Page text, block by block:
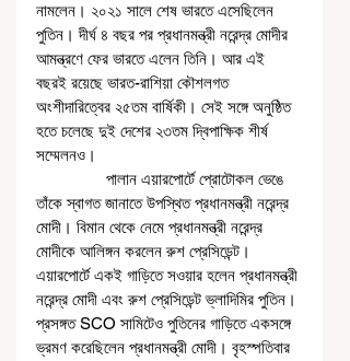
নামলেন। ২০২১ সালে শেষ ভারতে এসেছিলেন
পুতিন। দীর্ঘ ৪ বছর পর প্রধানমন্ত্রী নরেন্দ্র মোদীর
আমন্ত্রণে ফের ভারতে এলেন তিনি। আর এই
বছরই রয়েছে ভারত-রাশিয়া কৌশলগত
অংশীদারিত্বের ২৫তম বার্ষিকী। সেই সঙ্গে অনুষ্ঠিত
হতে চলেছে দুই দেশের ২৩তম দ্বিপাক্ষিক শীর্ষ
সম্মেলনও।
তাঁকে স্বাগত জানাতে উপস্থিত প্রধানমন্ত্রী নরেন্দ্র
মোদী। বিমান থেকে নেমে প্রধানমন্ত্রী নরেন্দ্র
মোদীকে আলিঙ্গন করলেন রুশ প্রেসিডেন্ট।
এয়ারপোর্টে একই গাড়িতে সওয়ার হলেন প্রধানমন্ত্রী
নরেন্দ্র মোদী এবং রুশ প্রেসিডেন্ট ভ্লাদিমির পুতিন।
প্রসঙ্গত SCO সামিটেও পুতিনের গাড়িতে একসঙ্গে
ভ্রমণ করেছিলেন প্রধানমন্ত্রী মোদী। বৃহস্পতিবার